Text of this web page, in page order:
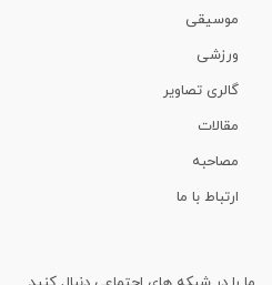
موسیقی
ورزشی
گالری تصاویر
مقالات
مصاحبه
ارتباط با ما